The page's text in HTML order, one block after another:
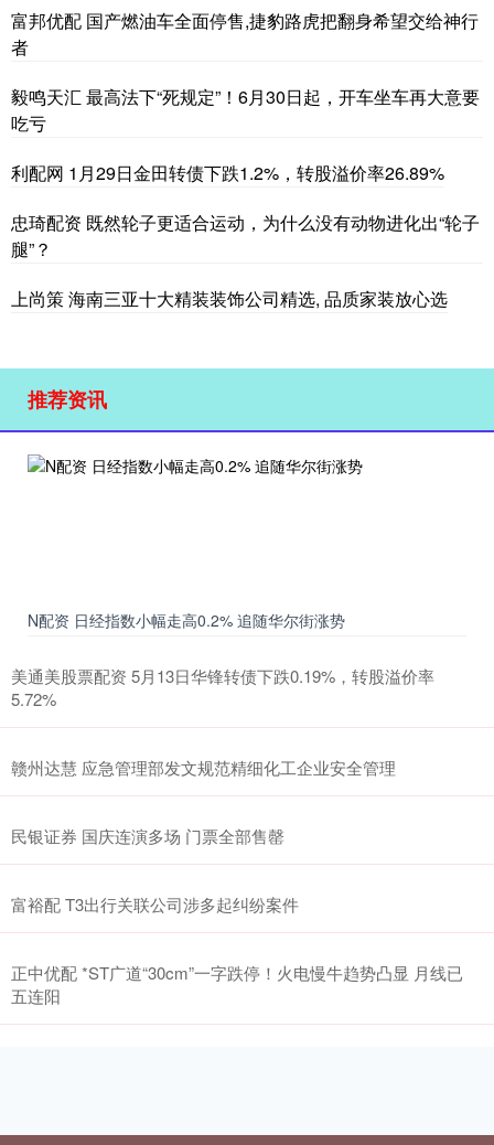
富邦优配 国产燃油车全面停售,捷豹路虎把翻身希望交给神行
者
毅鸣天汇 最高法下“死规定”！6月30日起，开车坐车再大意要
吃亏
利配网 1月29日金田转债下跌1.2%，转股溢价率26.89%
忠琦配资 既然轮子更适合运动，为什么没有动物进化出“轮子
腿”？
上尚策 海南三亚十大精装装饰公司精选, 品质家装放心选
推荐资讯
N配资 日经指数小幅走高0.2% 追随华尔街涨势
美通美股票配资 5月13日华锋转债下跌0.19%，转股溢价率
5.72%
赣州达慧 应急管理部发文规范精细化工企业安全管理
民银证券 国庆连演多场 门票全部售罄
富裕配 T3出行关联公司涉多起纠纷案件
正中优配 *ST广道“30cm”一字跌停！火电慢牛趋势凸显 月线已
五连阳